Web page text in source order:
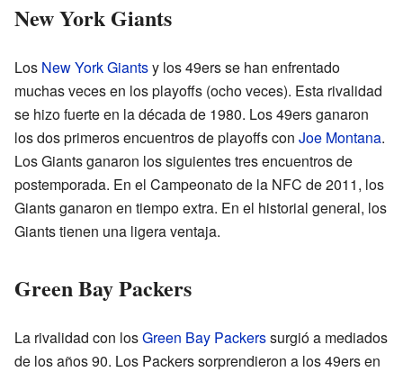
New York Giants
Los New York Giantsy los 49ers se han enfrentado
muchas veces en los playoffs (ocho veces). Esta rivalidad
se hizo fuerte en la década de 1980. Los 49ers ganaron
los dos primeros encuentros de playoffs con Joe Montana.
Los Giants ganaron los siguientes tres encuentros de
postemporada. En el Campeonato de la NFC de 2011, los
Giants ganaron en tiempo extra. En el historial general, los
Giants tienen una ligera ventaja.
Green Bay Packers
La rivalidad con losGreen Bay Packerssurgió a mediados
de los años 90. Los Packers sorprendieron a los 49ers en